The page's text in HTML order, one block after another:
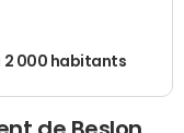
2 000 habitants